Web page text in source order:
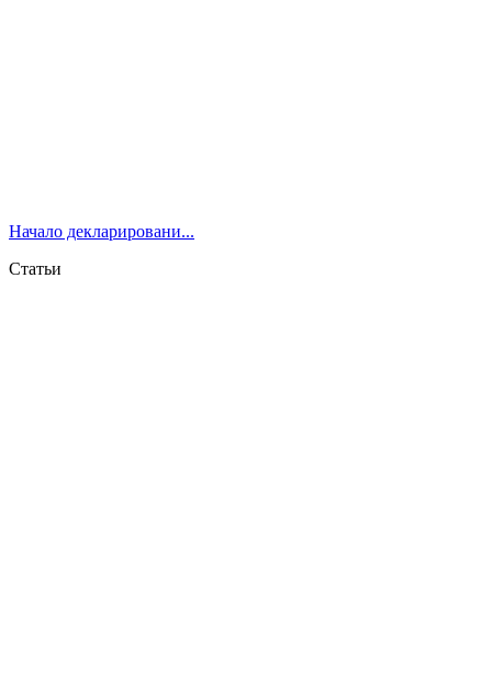
Начало декларировани...
Статьи